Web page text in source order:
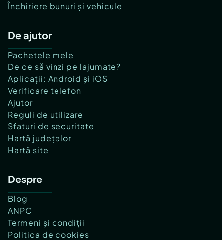
Închiriere bunuri și vehicule
De ajutor
Pachetele mele
De ce să vinzi pe lajumate?
Aplicații: Android și iOS
Verificare telefon
Ajutor
Reguli de utilizare
Sfaturi de securitate
Hartă județelor
Hartă site
Despre
Blog
ANPC
Termeni și condiții
Politica de cookies